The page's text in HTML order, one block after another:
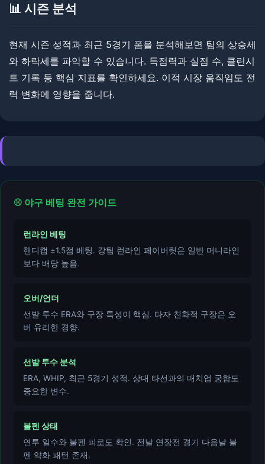
📊 시즌 분석
현재 시즌 성적과 최근 5경기 폼을 분석해보면 팀의 상승세
와 하락세를 파악할 수 있습니다. 득점력과 실점 수, 클린시
트 기록 등 핵심 지표를 확인하세요. ​​이적 시장 움직임도 전
력 변화에 영향을 줍니다.
⚾ 야구 베팅 완전 가이드
런라인 베팅
핸디캡 ±1.5점 베팅. 강팀 런라인 페이버릿은 일반 머니라인
보다 배당 높음.
오버/언더
선발 투수 ERA와 구장 특성이 핵심. 타자 친화적 구장은 오
버 유리한 경향.
선발 투수 분석
ERA, WHIP, 최근 5경기 성적. 상대 타선과의 매치업 궁합도
중요한 변수.
불펜 상태
연투 일수와 불펜 피로도 확인. 전날 연장전 경기 다음날 불
펜 약화 패턴 존재.